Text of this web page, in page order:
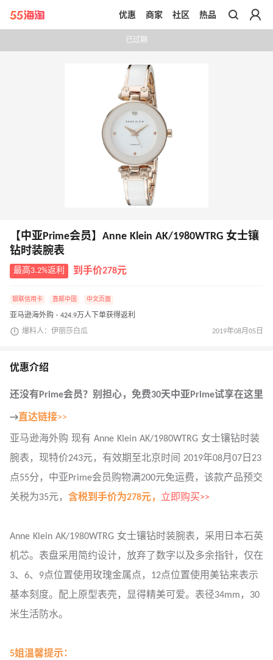
带你去官网买正品
优惠 商家 社区 热品
已过期
【中亚Prime会员】Anne Klein AK/1980WTRG 女士镶
钻时装腕表
最高3.2%返利 到手价278元
银联信用卡 直邮中国 中文页面
亚马逊海外购 · 424.9万人下单获得返利
爆料人：伊丽莎白瓜 2019年08月05日
优惠介绍
还没有 Prime会员？别担心，免费30天中亚Prime试享在这里
→ 直达链接>>
亚马逊海外购 现有 Anne Klein AK/1980WTRG 女士镶钻时装
腕表，现特价243元，有效期至北京时间 2019年08月07日23
点55分，中亚Prime会员购物满200元免运费，该款产品预交
关税为35元， 含税到手价为278元， 立即购买>>
Anne Klein AK/1980WTRG 女士镶钻时装腕表，采用日本石英
机芯。表盘采用简约设计，放弃了数字以及多余指针，仅在
3、6、9点位置使用玫瑰金属点，12点位置使用美钻来表示
基本刻度。配上原型表壳，显得精美可爱。表径34mm，30
米生活防水。
5姐温馨提示：